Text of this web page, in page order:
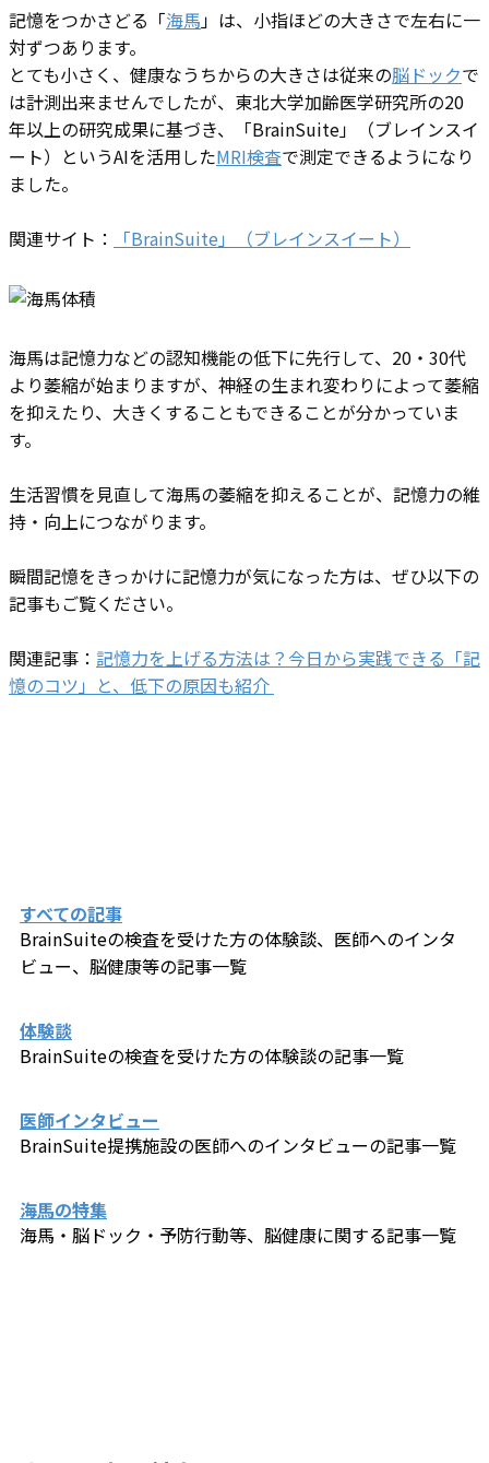
記憶をつかさどる「海馬」は、小指ほどの大きさで左右に一
対ずつあります。
とても小さく、健康なうちからの大きさは従来の脳ドックで
は計測出来ませんでしたが、東北大学加齢医学研究所の20
年以上の研究成果に基づき、「BrainSuite」（ブレインスイ
ート）というAIを活用したMRI検査で測定できるようになり
ました。
関連サイト： 「BrainSuite」（ブレインスイート）
海馬は記憶力などの認知機能の低下に先行して、20・30代
より萎縮が始まりますが、神経の生まれ変わりによって萎縮
を抑えたり、大きくすることもできることが分かっていま
す。
生活習慣を見直して海馬の萎縮を抑えることが、記憶力の維
持・向上につながります。
瞬間記憶をきっかけに記憶力が気になった方は、ぜひ以下の
記事もご覧ください。
関連記事： 記憶力を上げる方法は？今日から実践できる「記
憶のコツ」と、低下の原因も紹介
すべての記事
BrainSuiteの検査を受けた方の体験談、医師へのインタ
ビュー、​脳健康等の記事一覧
体験談
BrainSuiteの検査を受けた方の体験談の記事一覧
医師インタビュー
BrainSuite提携施設の医師へのインタビューの記事一覧
海馬の特集
海馬・脳ドック・予防行動等、脳健康に関する記事一覧